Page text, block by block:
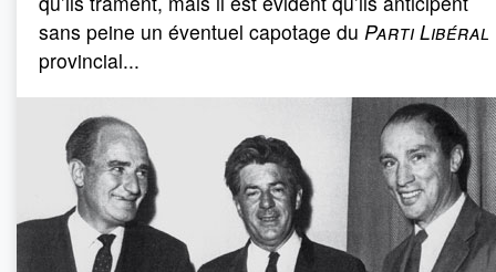
sans peine un éventuel capotage du Parti Libéral
provincial...